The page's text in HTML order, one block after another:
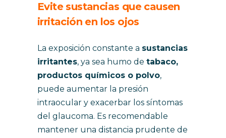
Evite sustancias que causen
irritación en los ojos
La exposición constante a sustancias
irritantes, ya sea humo de tabaco,
productos químicos o polvo,
puede aumentar la presión
intraocular y exacerbar los síntomas
del glaucoma. Es recomendable
mantener una distancia prudente de